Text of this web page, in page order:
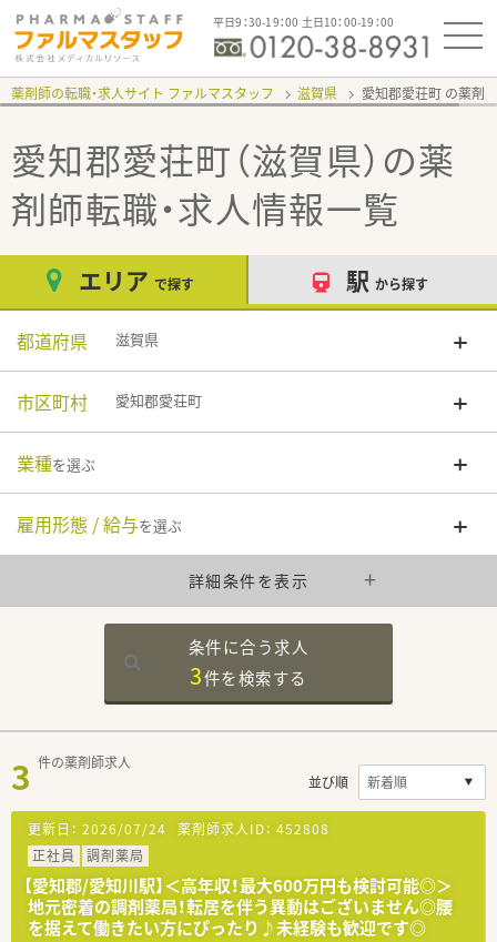
平日9：30-19：00 土日10：00-19：00
薬剤師の転職・求人サイト ファルマスタッフ 滋賀県 愛知郡愛荘町
愛知郡愛荘町（滋賀県） の薬
剤師転職・求人情報一覧
エリア で探す 駅 から探す
都道府県 滋賀県
市区町村 愛知郡愛荘町
業種を選ぶ
雇用形態 / 給与を選ぶ
詳細条件を表示
条件に合う求人
3件を検索する
3 件の薬剤師求人
並び順
更新日： 2026/07/24 薬剤師求人ID： 452808
正社員
調剤薬局
【愛知郡/愛知川駅】＜高年収！最大600万円も検討可能◎＞
地元密着の調剤薬局！転居を伴う異動はございません◎腰
を据えて働きたい方にぴったり♪未経験も歓迎です◎